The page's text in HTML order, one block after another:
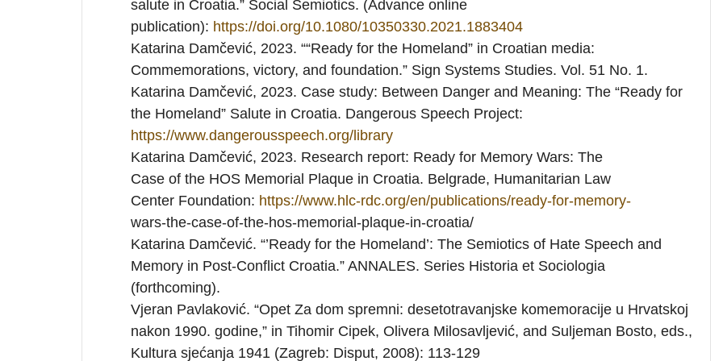
salute in Croatia.” Social Semiotics. (Advance online
publication): https://doi.org/10.1080/10350330.2021.1883404
Katarina Damčević, 2023. ““Ready for the Homeland” in Croatian media:
Commemorations, victory, and foundation.” Sign Systems Studies. Vol. 51 No. 1.
Katarina Damčević, 2023. Case study: Between Danger and Meaning: The “Ready for
the Homeland” Salute in Croatia. Dangerous Speech Project:
https://www.dangerousspeech.org/library
Katarina Damčević, 2023. Research report: Ready for Memory Wars: The
Case of the HOS Memorial Plaque in Croatia. Belgrade, Humanitarian Law
Center Foundation: https://www.hlc-rdc.org/en/publications/ready-for-memory-
wars-the-case-of-the-hos-memorial-plaque-in-croatia/
Katarina Damčević. “’Ready for the Homeland’: The Semiotics of Hate Speech and
Memory in Post-Conflict Croatia.” ANNALES. Series Historia et Sociologia
(forthcoming).
Vjeran Pavlaković. “Opet Za dom spremni: desetotravanjske komemoracije u Hrvatskoj
nakon 1990. godine,” in Tihomir Cipek, Olivera Milosavljević, and Suljeman Bosto, eds.,
Kultura sjećanja 1941 (Zagreb: Disput, 2008): 113-129